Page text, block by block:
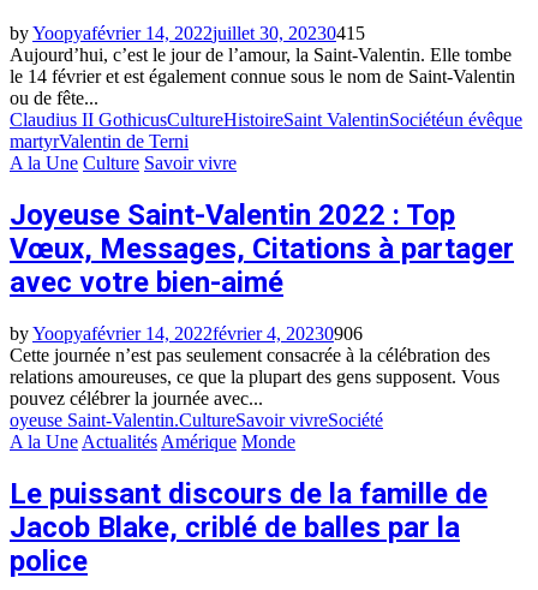
byYoopyafévrier 14, 2022juillet 30, 20230415
Aujourd’hui, c’est le jour de l’amour, la Saint-Valentin. Elle tombe
le 14 février et est également connue sous le nom de Saint-Valentin
ou de fête...
Claudius II GothicusCultureHistoireSaint ValentinSociétéun évêque
martyrValentin de Terni
A la Une Culture Savoir vivre
Joyeuse Saint-Valentin 2022 : Top
Vœux, Messages, Citations à partager
avec votre bien-aimé
byYoopyafévrier 14, 2022février 4, 20230906
Cette journée n’est pas seulement consacrée à la célébration des
relations amoureuses, ce que la plupart des gens supposent. Vous
pouvez célébrer la journée avec...
oyeuse Saint-Valentin.CultureSavoir vivreSociété
A la Une Actualités Amérique Monde
Le puissant discours de la famille de
Jacob Blake, criblé de balles par la
police